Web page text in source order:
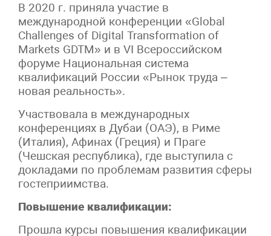
В 2020 г. приняла участие в
международной конференции «Global
Challenges of Digital Transformation of
Markets GDTM» и в VI Всероссийском
форуме Национальная система
квалификаций России «Рынок труда –
новая реальность».
Участвовала в международных
конференциях в Дубаи (ОАЭ), в Риме
(Италия), Афинах (Греция) и Праге
(Чешская республика), где выступила с
докладами по проблемам развития сферы
гостеприимства.
Повышение квалификации:
Прошла курсы повышения квалификации